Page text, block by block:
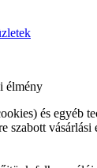
élmény
és egyéb
szabott